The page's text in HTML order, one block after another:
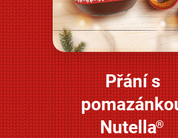
Zjistěte více
Přání s
Nutella®